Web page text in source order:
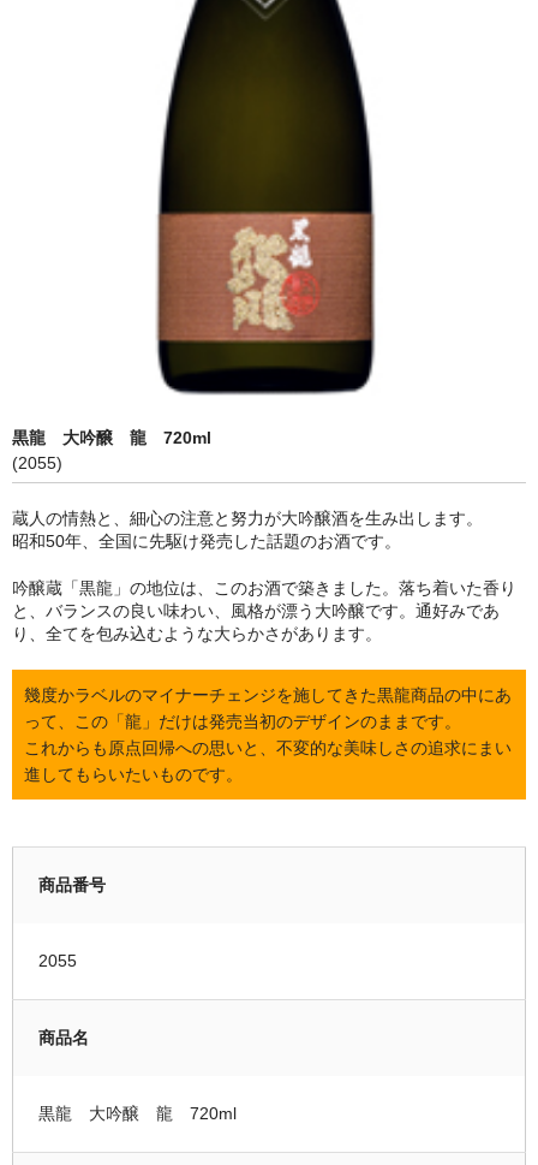
季節商品
黒龍酒造 [黒龍・九頭龍]
南部酒造場 [花垣]
栃倉酒造 [米百俵]
鳥屋酒造 [池月]
瀬頭酒造 [東長]
安福又四郎商店 [大黒正宗]
祁答院蒸留所 [日は昇る]
お支払・配送
マイページ
会員登録
カートの中を見る
黒龍 大吟醸 龍 720ml
(2055)
蔵人の情熱と、細心の注意と努力が大吟醸酒を生み出します。
昭和50年、全国に先駆け発売した話題のお酒です。
吟醸蔵「黒龍」の地位は、このお酒で築きました。落ち着いた香り
と、バランスの良い味わい、風格が漂う大吟醸です。通好みであ
り、全てを包み込むような大らかさがあります。
幾度かラベルのマイナーチェンジを施してきた黒龍商品の中にあ
って、この「龍」だけは発売当初のデザインのままです。
これからも原点回帰への思いと、不変的な美味しさの追求にまい
進してもらいたいものです。
商品番号
2055
商品名
黒龍 大吟醸 龍 720ml